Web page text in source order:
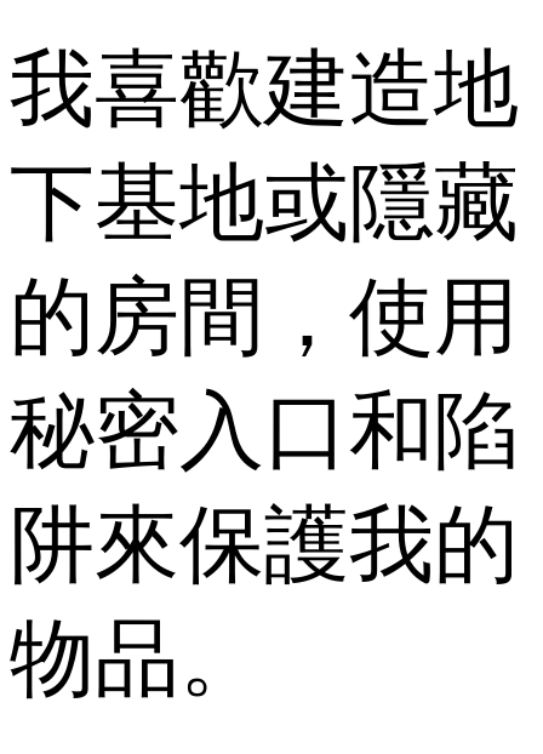
我喜歡建造地
下基地或隱藏
的房間，使用
秘密入口和陷
阱來保護我的
物品。